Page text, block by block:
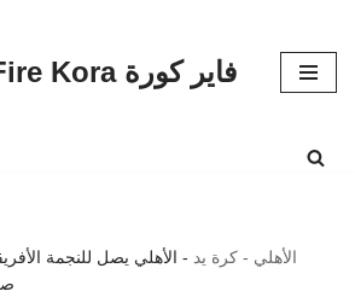
Fire Kora فاير كورة
الأهلي - كرة يد - الأهلي يصل للنجمة